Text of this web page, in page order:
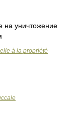
на уничтожение
à la propriété